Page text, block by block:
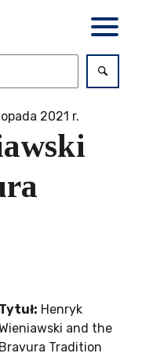
2021 r.
Tytuł: Henryk
and the
Bravura Tradition